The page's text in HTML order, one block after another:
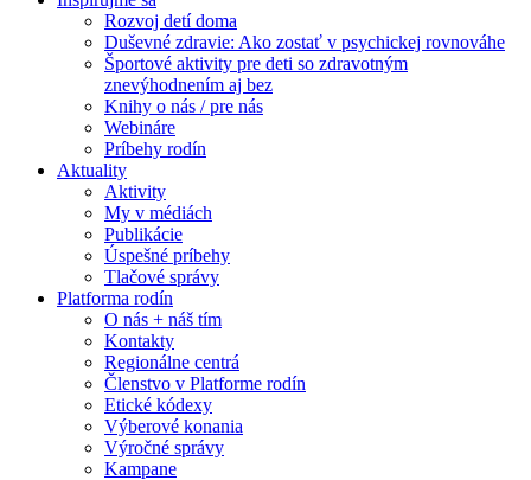
Rozvoj detí doma
Duševné zdravie: Ako zostať v psychickej rovnováhe
Športové aktivity pre deti so zdravotným
znevýhodnením aj bez
Knihy o nás / pre nás
Webináre
Príbehy rodín
Aktuality
Aktivity
My v médiách
Publikácie
Úspešné príbehy
Tlačové správy
Platforma rodín
O nás + náš tím
Kontakty
Regionálne centrá
Členstvo v Platforme rodín
Etické kódexy
Výberové konania
Výročné správy
Kampane